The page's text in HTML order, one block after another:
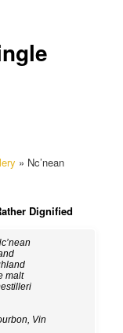
» Nc’nean
Dignified
malt
Vin